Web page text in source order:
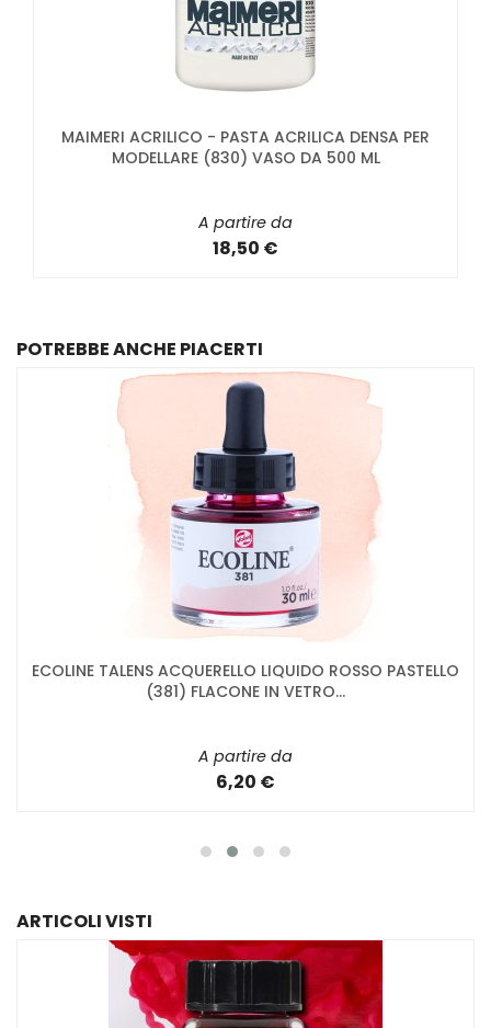
MAIMERI ACRILICO - PASTA ACRILICA DENSA PER
MODELLARE (830) VASO DA 500 ML
A partire da
18,50 €
POTREBBE ANCHE PIACERTI
ECOLINE TALENS ACQUERELLO LIQUIDO ROSSO PASTELLO
(381) FLACONE IN VETRO...
A partire da
6,20 €
ARTICOLI VISTI